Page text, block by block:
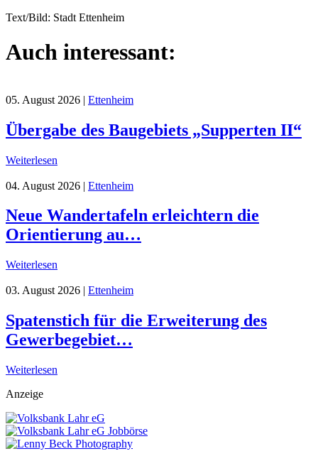
Text/Bild: Stadt Ettenheim
Auch interessant:
05. August 2026 | Ettenheim
Übergabe des Baugebiets „Supperten II“
Weiterlesen
04. August 2026 | Ettenheim
Neue Wandertafeln erleichtern die
Orientierung au…
Weiterlesen
03. August 2026 | Ettenheim
Spatenstich für die Erweiterung des
Gewerbegebiet…
Weiterlesen
Anzeige